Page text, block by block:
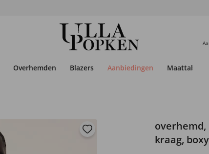
Overhemden Blazers Aanbiedingen Maattabel
kraag,